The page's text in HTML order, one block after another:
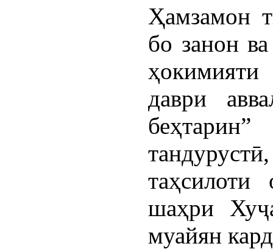
Ҳамзамон
бо занон
даври
шаҳри
муайян